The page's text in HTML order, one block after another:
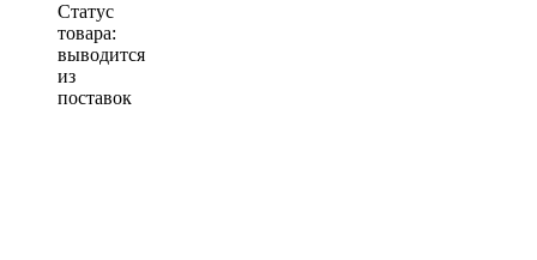
Статус
товара:
выводится
из
поставок